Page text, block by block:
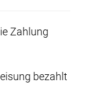
Zahlung
bezahlt